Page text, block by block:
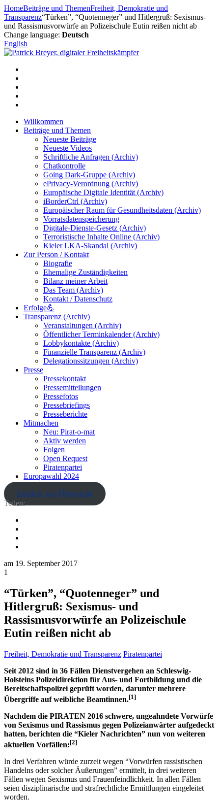
Zum
Inhalt
springen
HomeBeiträge und ThemenFreiheit, Demokratie und
Transparenz“Türken”, “Quotenneger” und Hitlergruß: Sexismus-
und Rassismusvorwürfe an Polizeischule Eutin reißen nicht ab
Change language: Deutsch
English
Willkommen
Beiträge und Themen
Neueste Beiträge
Neueste Videos
Schriftliche Anfragen (Archiv)
Chatkontrolle
Going Dark-Gruppe (Archiv)
ePrivacy-Verordnung (Archiv)
Europäische Digitale Identität (Archiv)
iBorderCtrl (Archiv)
Europäischer Raum für Gesundheitsdaten (Archiv)
Vorratsdatenspeicherung
Digitale-Dienste-Gesetz (Archiv)
Terroristische Inhalte Online (Archiv)
Kieler LKA-Skandal (Archiv)
Zur Person / Kontakt
Biografie
Ehemalige Zuständigkeiten
Bilanz meiner Arbeit
Das Team (Archiv)
Kontakt / Datenschutz
Erfolge💪
Transparenz (Archiv)
Veranstaltungen (Archiv)
Öffentlicher Terminkalender (Archiv)
Lobbykontakte (Archiv)
Finanzielle Transparenz (Archiv)
Delegationssitzungen (Archiv)
Presse
Pressekontakt
Pressemitteilungen
Pressefotos
Pressebriefings
Presseberichte
Mitmachen
Neu: Pirat-o-mat
Aktiv werden
Folgen
Open Request
Piratenpartei
Europawahl 2024
Zurück zur Übersicht
Teilen:
am 19. September 2017
1
“Türken”, “Quotenneger” und
Hitlergruß: Sexismus- und
Rassismusvorwürfe an Polizeischule
Eutin reißen nicht ab
Freiheit, Demokratie und Transparenz Piratenpartei
Seit 2012 sind in 36 Fällen Dienstvergehen an Schleswig-
Holsteins Polizeidirektion für Aus- und Fortbildung und die
Bereitschaftspolizei geprüft worden, darunter mehrere
Übergriffe auf weibliche Beamtinnen.[1]
Nachdem die PIRATEN 2016 schwere, ungeahndete Vorwürfe
von Sexismus und Rassismus gegen Polizeianwärter aufgedeckt
hatten, berichten die “Kieler Nachrichten” nun von weiteren
aktuellen Vorfällen:[2]
In drei Verfahren würde zurzeit wegen “Vorwürfen rassistischen
Handelns oder solcher Äußerungen” ermittelt, in drei weiteren
Fällen wegen Sexismus und Frauenfeindlichkeit. In allen Fällen
seien disziplinarische und strafrechtliche Ermittlungen eingeleitet
worden.